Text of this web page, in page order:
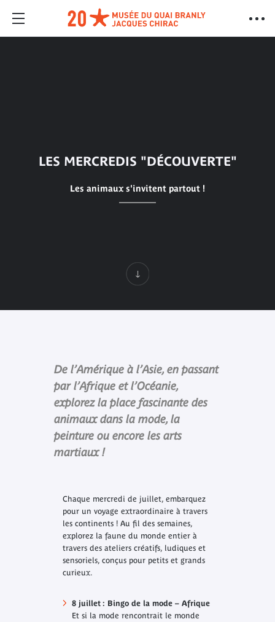
LES MERCREDIS "DÉCOUVERTE"
Les animaux s'invitent partout !
De l’Amérique à l’Asie, en passant
par l’Afrique et l’Océanie,
explorez la place fascinante des
animaux dans la mode, la
peinture ou encore les arts
martiaux !
Chaque mercredi de juillet, embarquez
pour un voyage extraordinaire à travers
les continents ! Au fil des semaines,
explorez la faune du monde entier à
travers des ateliers créatifs, ludiques et
sensoriels, conçus pour petits et grands
curieux.
8 juillet : Bingo de la mode – Afrique
Et si la mode rencontrait le monde